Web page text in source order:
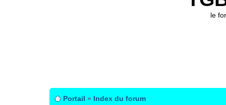
le
Portail » Index du forum